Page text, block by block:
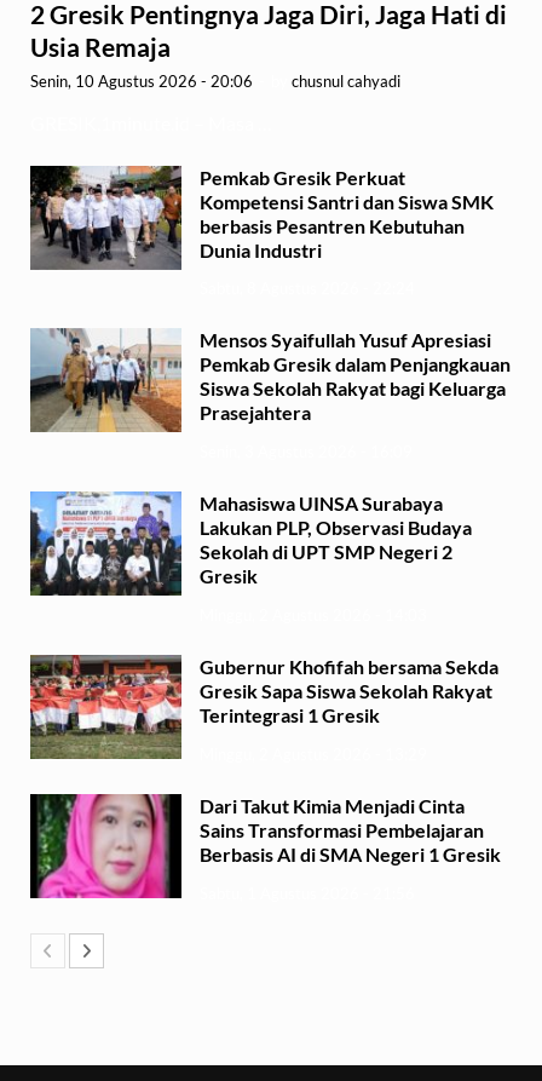
2 Gresik Pentingnya Jaga Diri, Jaga Hati di
Usia Remaja
Senin, 10 Agustus 2026 - 20:06 chusnul cahyadi
Pemkab Gresik Perkuat
Kompetensi Santri dan Siswa SMK
berbasis Pesantren Kebutuhan
Dunia Industri
Mensos Syaifullah Yusuf Apresiasi
Pemkab Gresik dalam Penjangkauan
Siswa Sekolah Rakyat bagi Keluarga
Prasejahtera
Mahasiswa UINSA Surabaya
Lakukan PLP, Observasi Budaya
Sekolah di UPT SMP Negeri 2
Gresik
Gubernur Khofifah bersama Sekda
Gresik Sapa Siswa Sekolah Rakyat
Terintegrasi 1 Gresik
Dari Takut Kimia Menjadi Cinta
Sains Transformasi Pembelajaran
Berbasis AI di SMA Negeri 1 Gresik